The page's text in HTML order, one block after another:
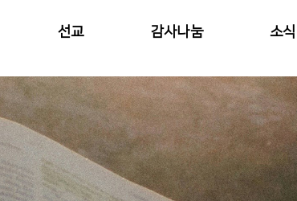
선교 감사나눔 소식